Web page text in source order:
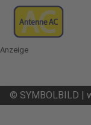
Anzeige
© SYMBOLBILD |